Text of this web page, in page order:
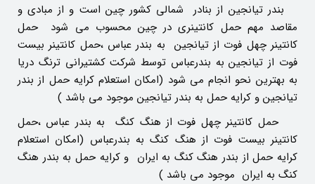
بندر تیانجین از بنادر شمالی کشور چین است و از مبادی و
مقاصد مهم حمل کانتینری در چین محسوب می شود حمل
کانتینر چهل فوت از تیانجین به بندر عباس ،حمل کانتینر بیست
فوت از تیانجین به بندرعباس توسط شرکت کشتیرانی ترنگ دریا
به بهترین نحو انجام می شود (امکان استعلام کرایه حمل از بندر
تیانجین و کرایه حمل به بندر تیانجین موجود می باشد )
حمل کانتینر چهل فوت از هنگ کنگ به بندر عباس ،حمل
کانتینر بیست فوت از هنگ کنگ به بندرعباس (امکان استعلام
کرایه حمل از بندر هنگ کنگ به ایران و کرایه حمل به بندر هنگ
کنگ به ایران موجود می باشد )